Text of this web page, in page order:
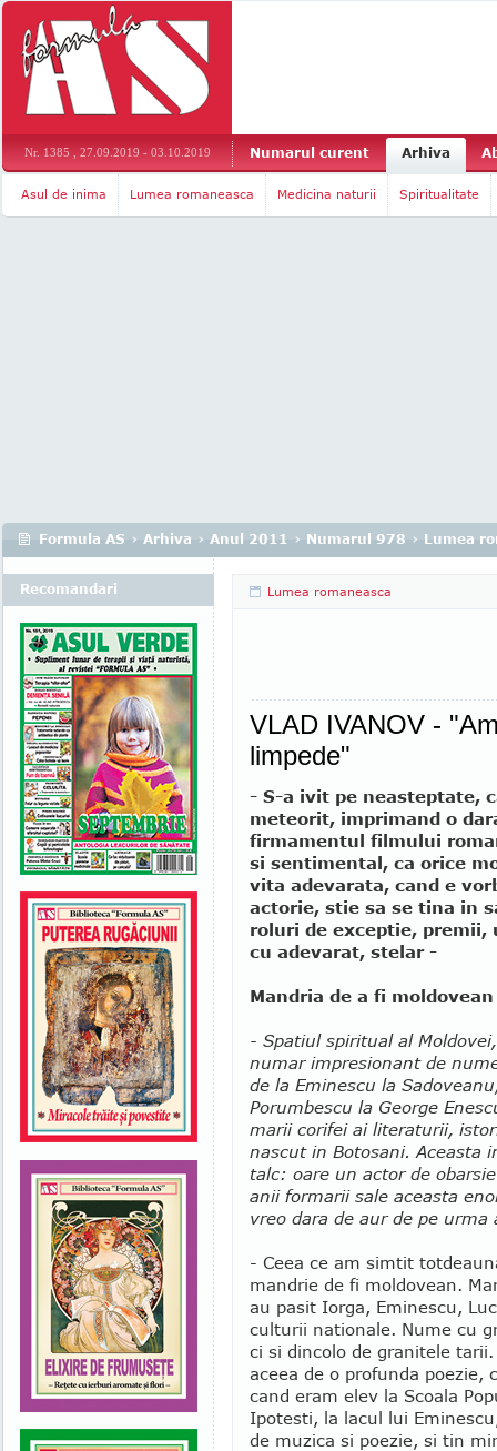
Nr. 1385 , 27.09.2019 - 03.10.2019 Numarul curent Arhiva
Asul de inima Lumea romaneasca Medicina naturii Spiritualitate
Formula AS › Arhiva › Anul 2011 › Numarul 978 › Lumea
Lumea romaneasca
VLAD IVANOV -
limpede"
- S-a ivit pe neasteptate,
meteorit, imprimand o
firmamentul filmului
si sentimental, ca orice
vita adevarata, cand e
actorie, stie sa se tina in
roluri de exceptie, premii,
cu adevarat, stelar -
Mandria de a fi moldovean
- Spatiul spiritual al
numar impresionant de
de la Eminescu la
Porumbescu la George
marii corifei ai literaturii,
nascut in Botosani. Aceasta
talc: oare un actor de
anii formarii sale aceasta
vreo dara de aur de pe
- Ceea ce am simtit
mandrie de fi moldovean.
au pasit Iorga, Eminescu,
culturii nationale. Nume cu
ci si dincolo de granitele
aceea de o profunda poezie,
cand eram elev la Scoala
Ipotesti, la lacul lui
de muzica si poezie, si tin
Recomandari